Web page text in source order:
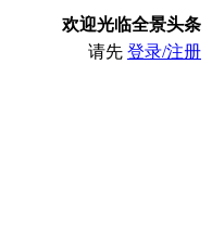
欢迎光临全景头条
请先 登录/注册